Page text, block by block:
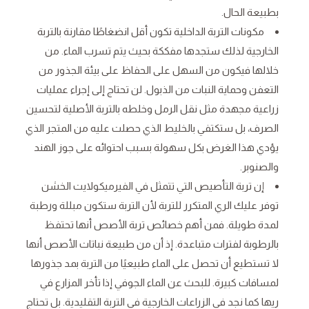
بطبيعة الحال.
مكونات التربة الداخلية تكون أقل انضغاطًا مقارنة بالتربة
الخارجية لذلك ستجدها مفككة بحيث يتم تسرب الماء. من
خلالها فيكون من السهل على الحفاظ على بيئة الجذور من
التعفن وحماية النبات من الذبول. لن تحتاج إلى إجراء عمليات
زراعية مجهدة مثل نقل الرمل وخلطه بالتربة الأصلية لتحسين
الصرف، بل ستكتفي بالخليط الذي حصلت عليه من المتجر الذي
يؤدي هذا الغرض بكل سهولة بسبب احتوائه على جوز الهند
والصنوبر.
إن تربة التأصيص التي تتمثل في الفيرميكولايت الخشن
توفر عليك الري المتكرر للتربة لأن التربة ستكون مبللة ورطبة
لمدة طويلة. فمن أهم خصائص تربة الأصص أنها تحتفظ
بالرطوبة لفترات متباعدة. إذ أن من طبيعة نباتات الأصص أنها
لا تستطيع أن تحصل على الماء طبيعيًا من التربة بمد جذورها
لمسافات كبيرة. للبحث عن الماء الجوفي إذا تأخر المزارع في
ريها كما نجد في الزراعات الخارجية في التربة التقليدية. بل تحتاج